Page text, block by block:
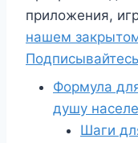
приложения,
нашем
Формула
душу
Шаги